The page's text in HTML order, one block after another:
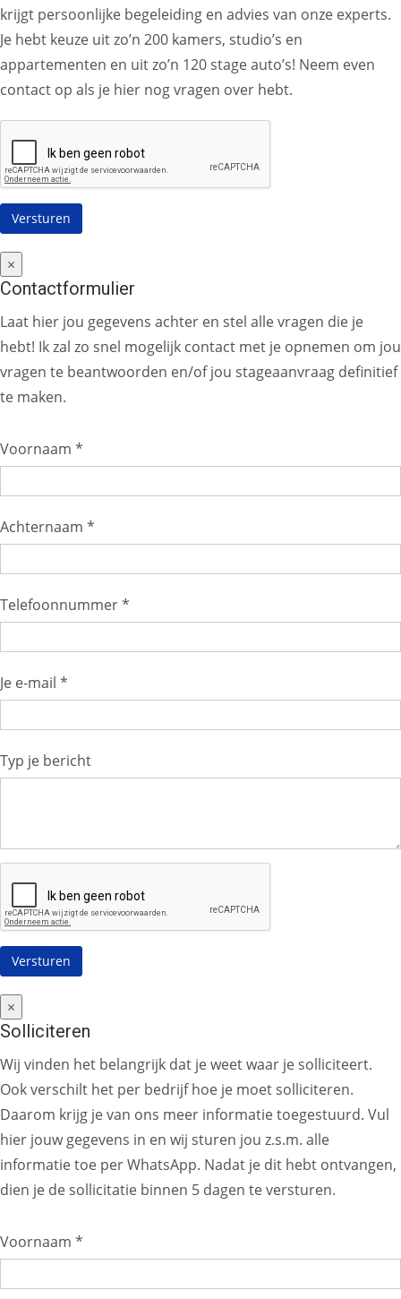
krijgt persoonlijke begeleiding en advies van onze experts.
Je hebt keuze uit zo’n 200 kamers, studio’s en
appartementen en uit zo’n 120 stage auto’s! Neem even
contact op als je hier nog vragen over hebt.
×
Contactformulier
Laat hier jou gegevens achter en stel alle vragen die je
hebt! Ik zal zo snel mogelijk contact met je opnemen om jou
vragen te beantwoorden en/of jou stageaanvraag definitief
te maken.
Voornaam *
Achternaam *
Telefoonnummer *
Je e-mail *
Typ je bericht
×
Solliciteren
Wij vinden het belangrijk dat je weet waar je solliciteert.
Ook verschilt het per bedrijf hoe je moet solliciteren.
Daarom krijg je van ons meer informatie toegestuurd. Vul
hier jouw gegevens in en wij sturen jou z.s.m. alle
informatie toe per WhatsApp. Nadat je dit hebt ontvangen,
dien je de sollicitatie binnen 5 dagen te versturen.
Voornaam *